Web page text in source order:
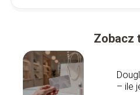
Zobacz
– ile